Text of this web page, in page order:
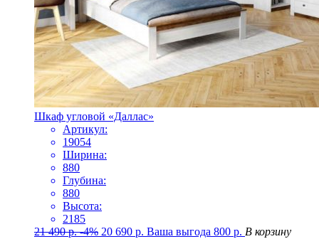
Шкаф угловой «Даллас»
Артикул:
19054
Ширина:
880
Глубина:
880
Высота:
2185
21 490р. -4% 20 690 р. Ваша выгода 800 р. В корзину